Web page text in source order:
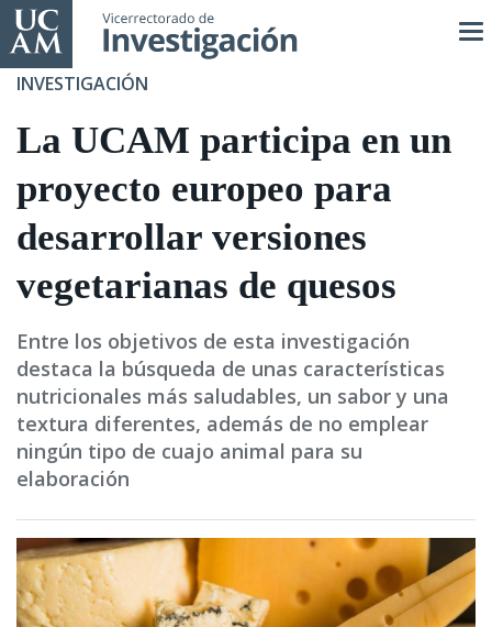
Pasar
al
contenido
INVESTIGACIÓN
La UCAM participa en un
proyecto europeo para
desarrollar versiones
vegetarianas de quesos
Entre los objetivos de esta investigación
destaca la búsqueda de unas características
nutricionales más saludables, un sabor y una
textura diferentes, además de no emplear
ningún tipo de cuajo animal para su
elaboración